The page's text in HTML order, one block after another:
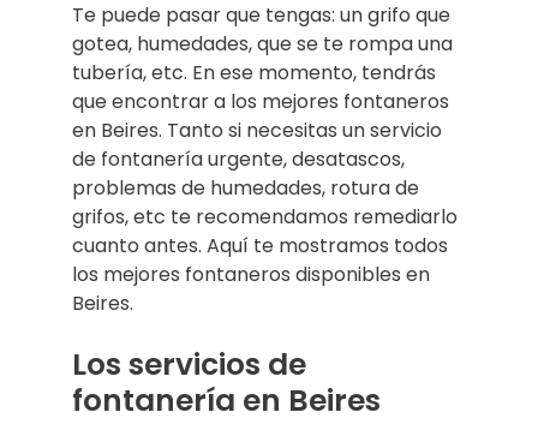
Te puede pasar que tengas: un grifo que
gotea, humedades, que se te rompa una
tubería, etc. En ese momento, tendrás
que encontrar a los mejores fontaneros
en Beires. Tanto si necesitas un servicio
de fontanería urgente, desatascos,
problemas de humedades, rotura de
grifos, etc te recomendamos remediarlo
cuanto antes. Aquí te mostramos todos
los mejores fontaneros disponibles en
Beires.
Los servicios de
fontanería en Beires